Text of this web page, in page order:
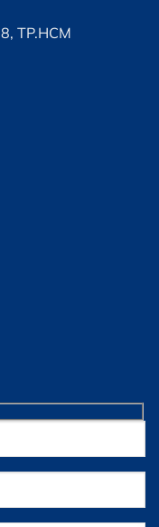
TP.HCM